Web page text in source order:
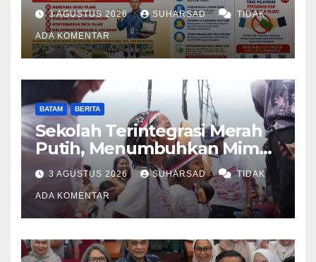
Pajak RT/RW: Bukan Petugas
Pajak Permanen, Hanya
Pendataan untuk Digitalisasi
hingga 2030
3 AGUSTUS 2026 SUHARSAD TIDAK
ADA KOMENTAR
BATAM BERITA
Sekolah Terintegrasi Merah
Putih, Menumbuhkan Mimpi
di Tanah Rempang-Galang
3 AGUSTUS 2026 SUHARSAD TIDAK
ADA KOMENTAR